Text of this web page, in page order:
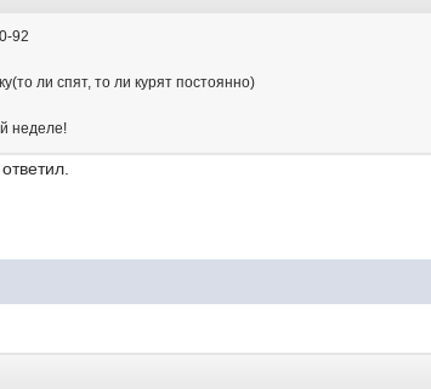
92
ли спят, то ли курят постоянно)
неделе!